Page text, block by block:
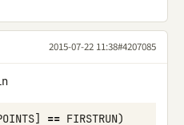
2015-07-22 11:38#4207085
] == FIRSTRUN)